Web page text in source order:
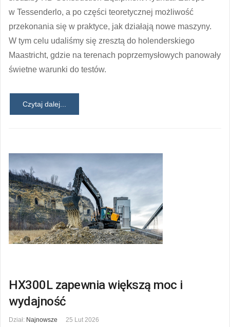
w Tessenderlo, a po części teoretycznej możliwość
przekonania się w praktyce, jak działają nowe maszyny.
W tym celu udaliśmy się zresztą do holenderskiego
Maastricht, gdzie na terenach poprzemysłowych panowały
świetne warunki do testów.
Czytaj dalej...
HX300L zapewnia większą moc i
wydajność
Dział: Najnowsze 25 Lut 2026